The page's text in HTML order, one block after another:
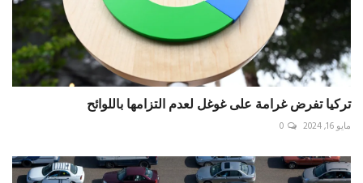
تركيا تفرض غرامة على غوغل لعدم التزامها باللوائح
مايو 16, 2024 0